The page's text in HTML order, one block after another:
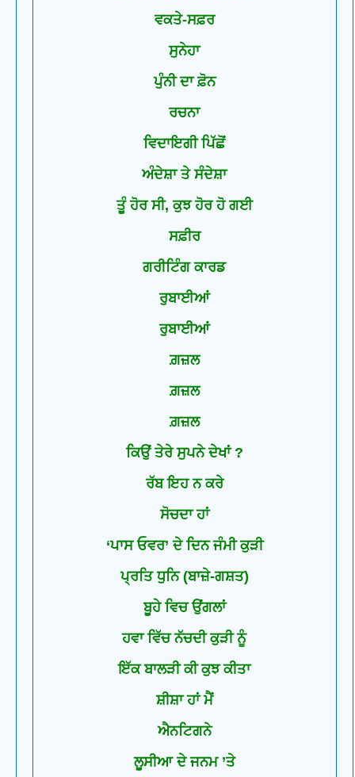
ਵਕਤੇ-ਸਫ਼ਰ
ਸੁਨੇਹਾ
ਪੁੰਨੀ ਦਾ ਫ਼ੋਨ
ਰਚਨਾ
ਵਿਦਾਇਗੀ ਪਿੱਛੋਂ
ਅੰਦੇਸ਼ਾ ਤੇ ਸੰਦੇਸ਼ਾ
ਤੂੰ ਹੋਰ ਸੀ, ਕੁਝ ਹੋਰ ਹੋ ਗਈ
ਸਫ਼ੀਰ
ਗਰੀਟਿੰਗ ਕਾਰਡ
ਰੁਬਾਈਆਂ
ਰੁਬਾਈਆਂ
ਗ਼ਜ਼ਲ
ਗ਼ਜ਼ਲ
ਗ਼ਜ਼ਲ
ਕਿਉਂ ਤੇਰੇ ਸੁਪਨੇ ਦੇਖਾਂ ?
ਰੱਬ ਇਹ ਨ ਕਰੇ
ਸੋਚਦਾ ਹਾਂ
‘ਪਾਸ ਓਵਰ’ ਦੇ ਦਿਨ ਜੰਮੀ ਕੁੜੀ
ਪ੍ਰਤਿ ਧੁਨਿ (ਬਾਜ਼ੇ-ਗਸ਼ਤ)
ਬੂਹੇ ਵਿਚ ਉਂਗਲਾਂ
ਹਵਾ ਵਿੱਚ ਨੱਚਦੀ ਕੁੜੀ ਨੂੰ
ਇੱਕ ਬਾਲੜੀ ਕੀ ਕੁਝ ਕੀਤਾ
ਸ਼ੀਸ਼ਾ ਹਾਂ ਮੈਂ
ਐਨਟਿਗਨੇ
ਲੂਸੀਆ ਦੇ ਜਨਮ ’ਤੇ